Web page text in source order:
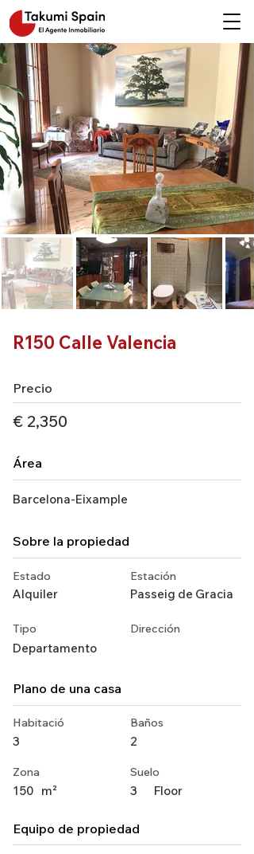
R150 Calle Valencia
Precio
€ 2,350
Área
Barcelona-Eixample
Sobre la propiedad
Estado
Alquiler
Estación
Passeig de Gracia
Tipo
Departamento
Dirección
Plano de una casa
Habitació
3
Zona
150 m²
Baños
2
Suelo
3 Floor
Equipo de propiedad